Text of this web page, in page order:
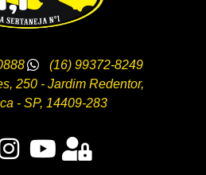
(16) 99372-8249
250 - Jardim Redentor,
- SP, 14409-283